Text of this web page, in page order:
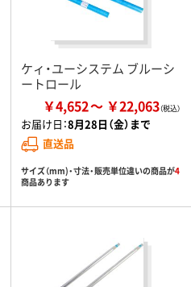
ケィ・ユーシステム ブルーシ
ートロール
￥4,652 ￥22,063
お届け日：8月28日（金）まで
直送品
サイズ（mm)・寸法・販売単位違いの商品が4
商品あります